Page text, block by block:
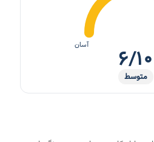
آسان
۶/۱۰
متوسط